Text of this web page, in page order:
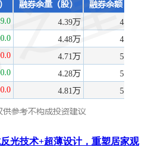
光技术+超薄设计，重塑居家观